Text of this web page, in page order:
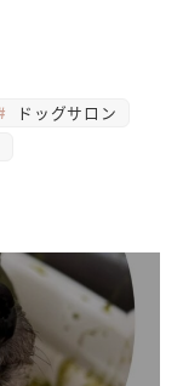
ドッグサロン